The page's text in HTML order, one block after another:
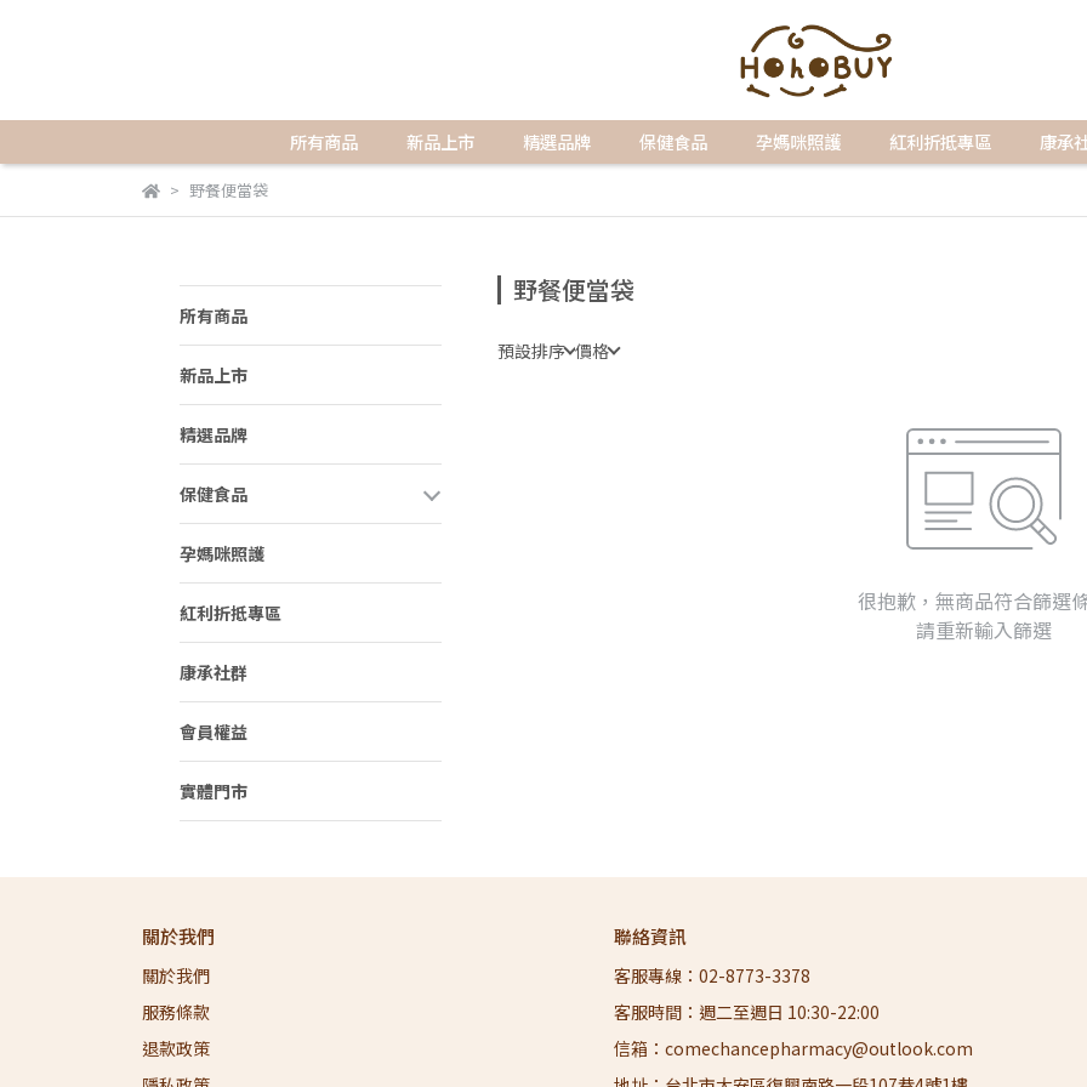
所有商品 新品上市 精選品牌 保健食品 孕媽咪照護 紅利折抵專區 康承
野餐便當袋
所有商品
新品上市
精選品牌
保健食品
孕媽咪照護
紅利折抵專區
康承社群
會員權益
實體門市
野餐便當袋
預設排序 價格
很抱歉，無商品符合篩選
請重新輸入篩選
關於我們
關於我們
服務條款
退款政策
聯絡資訊
客服專線：02-8773-3378
客服時間：週二至週日 10:30-22:00
信箱：comechancepharmacy@outlook.com